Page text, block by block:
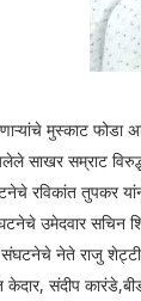
मुस्काट फोडा
माजलेले साखर
उमेदवार सचिन
संघटनेचे नेते राजु
संदीप कारंडे,बीड